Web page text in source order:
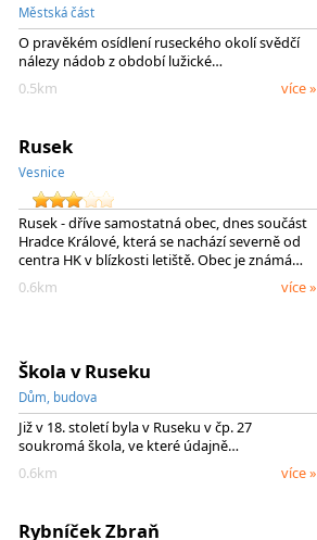
Městská část
O pravěkém osídlení ruseckého okolí svědčí
nálezy nádob z období lužické…
0.5km
více »
Rusek
Vesnice
Rusek - dříve samostatná obec, dnes součást
Hradce Králové, která se nachází severně od
centra HK v blízkosti letiště. Obec je známá…
0.6km
více »
Škola v Ruseku
Dům, budova
Již v 18. století byla v Ruseku v čp. 27
soukromá škola, ve které údajně…
0.6km
více »
Rybníček Zbraň